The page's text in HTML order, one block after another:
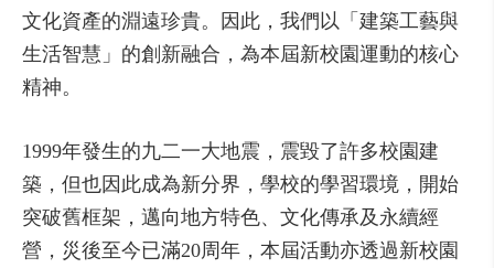
文化資產的淵遠珍貴。因此，我們以「建築工藝與
生活智慧」的創新融合，為本屆新校園運動的核心
精神。
1999年發生的九二一大地震，震毀了許多校園建
築，但也因此成為新分界，學校的學習環境，開始
突破舊框架，邁向地方特色、文化傳承及永續經
營，災後至今已滿20周年，本屆活動亦透過新校園